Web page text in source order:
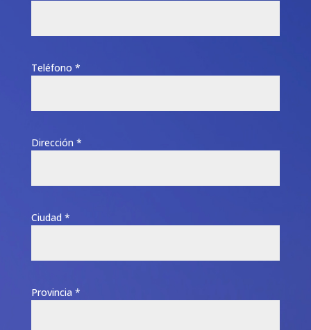
Teléfono *
Dirección *
Ciudad *
Provincia *